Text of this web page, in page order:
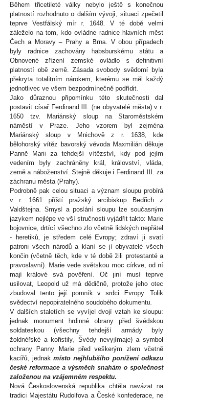
Během třicetileté války nebylo ještě s konečnou
platností rozhodnuto o dalším vývoji, situaci zpečetil
teprve Vestfálský mír r. 1648. V té době velmi
záleželo na tom, kdo ovládne radnice hlavních měst
Čech a Moravy – Prahy a Brna. V obou případech
byly radnice zachovány habsburskému státu a
Obnovené zřízení zemské ovládlo s definitivní
platností obě země. Zásada svobody svědomí byla
překryta totalitním nárokem, kterému se měl každý
jednotlivec ve všem bezpodmínečně podřídit.
Jako důraznou připomínku této skutečnosti dal
postavit císař Ferdinand III. (ne obyvatelé města) v r.
1650 tzv. Mariánský sloup na Staroměstském
náměstí v Praze. Jeho vzorem byl zejména
Mariánský sloup v Mnichově z r. 1638, kde
bělohorský vítěz bavorský vévoda Maxmilián děkuje
Panně Marii za tehdejší vítězství, kdy pod jejím
vedením byly zachráněny král, království, vláda,
země a náboženství. Stejně děkuje i Ferdinand III. za
záchranu města (Prahy).
Podrobně pak celou situaci a význam sloupu probírá
v r. 1661 příští pražský arcibiskup Bedřich z
Valdštejna. Smysl a poslání sloupu lze současným
jazykem nejlépe ve vší stručnosti vyjádřit takto: Marie
bojovnice, drtící všechno zlo včetně lidských nepřátel
- heretiků, je středem celé Evropy; zdraví ji svatí
patroni všech národů a klaní se jí obyvatelé všech
končin (včetně těch, kde v té době žili protestanté a
pravoslavní). Marie vede světskou moc církve, od ní
mají králové svá pověření. Oč jiní musí teprve
usilovat, Leopold už má dědičně, protože jeho otec
zbudoval tento její pomník v srdci Evropy. Tolik
svědectví nepopiratelného soudobého dokumentu.
V dalších staletích se vyvíjel dvojí vztah ke sloupu:
jednak monument hrdinné obrany před švédskou
soldateskou (všechny tehdejší armády byly
žoldnéřské a kořistily, Švédy nevyjímaje) a symbol
ochrany Panny Marie před veškerým zlem včetně
kacířů, jednakmísto nejhlubšího ponížení odkazu
české reformace a výsměch snahám o společnost
založenou na vzájemném respektu.
Nová Československá republika chtěla navázat na
tradici Majestátu Rudolfova a České konfederace, ne